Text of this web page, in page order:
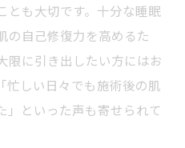
とも大切です。十分な睡眠
の自己修復力を高めるた
限に引き出したい方にはお
忙しい日々でも施術後の肌
」といった声も寄せられて